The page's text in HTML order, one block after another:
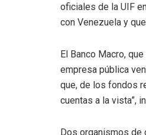
oficiales de la UIF
con Venezuela y
El Banco Macro,
empresa pública
que, de los fondos
cuentas a la vista”,
Dos organismos de